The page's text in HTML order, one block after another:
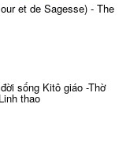
et de Sagesse) - The
sống Kitô giáo -Thờ
thao